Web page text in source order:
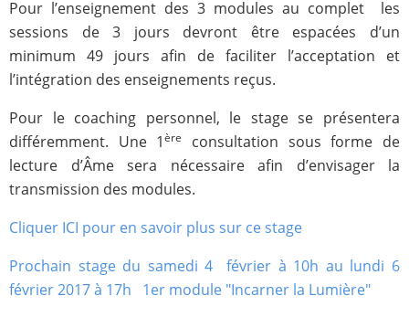
Pour l’enseignement des 3 modules au complet les
sessions de 3 jours devront être espacées d’un
minimum 49 jours afin de faciliter l’acceptation et
l’intégration des enseignements reçus.
Pour le coaching personnel, le stage se présentera
différemment. Une 1ère
consultation sous forme de
lecture d’Âme sera nécessaire afin d’envisager la
transmission des modules.
Cliquer ICI pour en savoir plus sur ce stage
Prochain stage du samedi 4 février à 10h au lundi 6
février 2017 à 17h 1er module "Incarner la Lumière"